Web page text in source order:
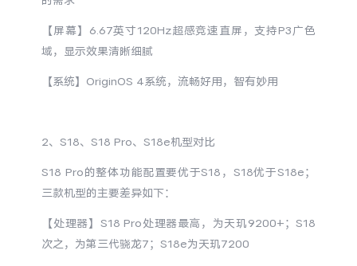
X300 Ultra
S50 Pro mini S50
iQOO Z11 iQOO Z11x
vivo 头戴降噪耳机 vivo TWS 5e
【屏幕】6.67英寸120Hz超感竞速直屏，支持P3广色
域，显示效果清晰细腻
【系统】OriginOS 4系统，流畅好用，智有妙用
2、S18、S18 Pro、S18e机型对比
S18 Pro的整体功能配置要优于S18，S18优于S18e；
三款机型的主要差异如下：
【处理器】S18 Pro处理器最高，为天玑9200+；S18
次之，为第三代骁龙7；S18e为天玑7200